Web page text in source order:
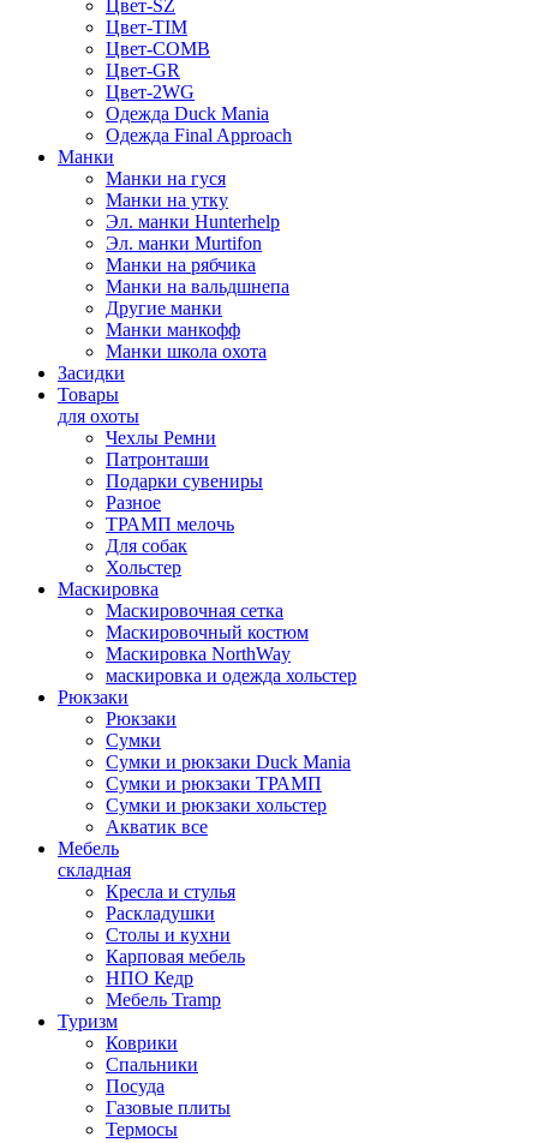
Цвет-SZ
Цвет-TIM
Цвет-COMB
Цвет-GR
Цвет-2WG
Одежда Duck Mania
Одежда Final Approach
Манки
Манки на гуся
Манки на утку
Эл. манки Hunterhelp
Эл. манки Murtifon
Манки на рябчика
Манки на вальдшнепа
Другие манки
Манки манкофф
Манки школа охота
Засидки
Товары
для охоты
Чехлы Ремни
Патронташи
Подарки сувениры
Разное
ТРАМП мелочь
Для собак
Хольстер
Маскировка
Маскировочная сетка
Маскировочный костюм
Маскировка NorthWay
маскировка и одежда хольстер
Рюкзаки
Рюкзаки
Сумки
Сумки и рюкзаки Duck Mania
Сумки и рюкзаки ТРАМП
Сумки и рюкзаки хольстер
Акватик все
Мебель
складная
Кресла и стулья
Раскладушки
Столы и кухни
Карповая мебель
НПО Кедр
Мебель Tramp
Туризм
Коврики
Спальники
Посуда
Газовые плиты
Термосы